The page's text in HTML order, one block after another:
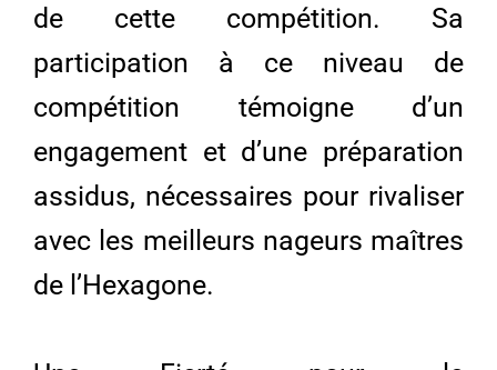
de cette compétition. Sa
participation à ce niveau de
compétition témoigne d’un
engagement et d’une préparation
assidus, nécessaires pour rivaliser
avec les meilleurs nageurs maîtres
de l’Hexagone.